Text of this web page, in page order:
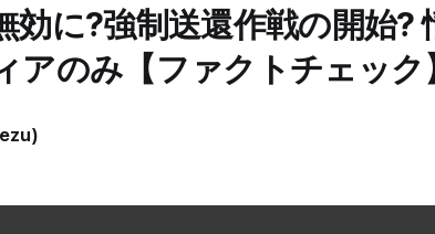
効に?強制送還作戦の開始?
アのみ【ファクトチェック